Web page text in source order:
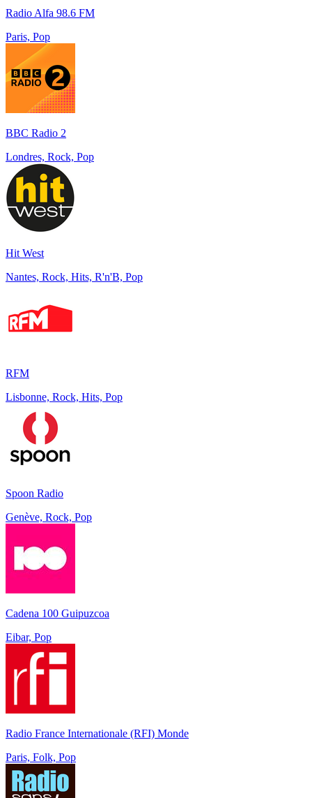
Radio Alfa 98.6 FM
Paris, Pop
BBC Radio 2
Londres, Rock, Pop
Hit West
Nantes, Rock, Hits, R'n'B, Pop
RFM
Lisbonne, Rock, Hits, Pop
Spoon Radio
Genève, Rock, Pop
Cadena 100 Guipuzcoa
Eibar, Pop
Radio France Internationale (RFI) Monde
Paris, Folk, Pop